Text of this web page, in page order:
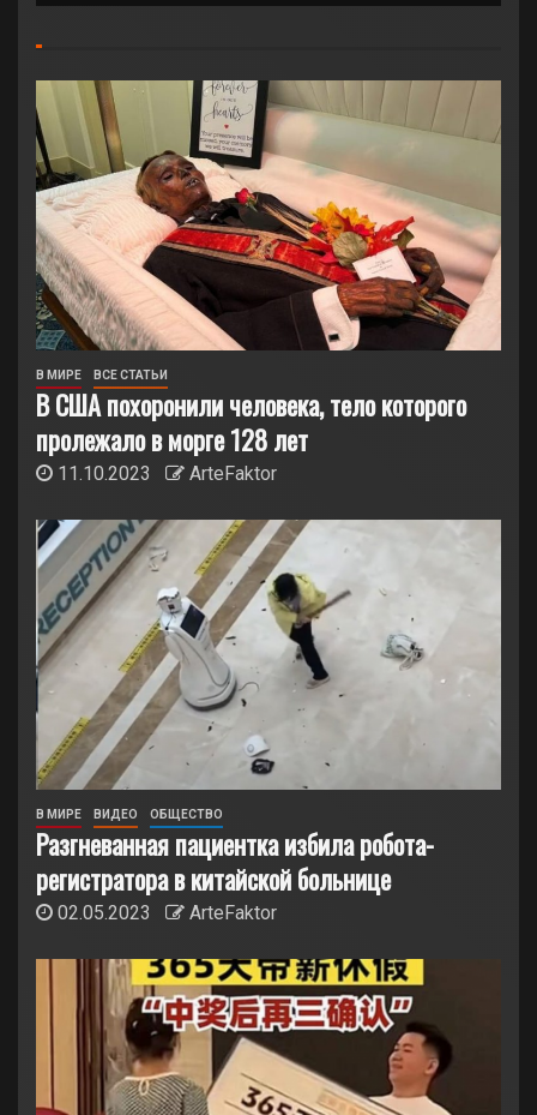
В МИРЕ ВСЕ СТАТЬИ
В США похоронили человека, тело которого
пролежало в морге 128 лет
11.10.2023 ArteFaktor
В МИРЕ ВИДЕО ОБЩЕСТВО
Разгневанная пациентка избила робота-
регистратора в китайской больнице
02.05.2023 ArteFaktor